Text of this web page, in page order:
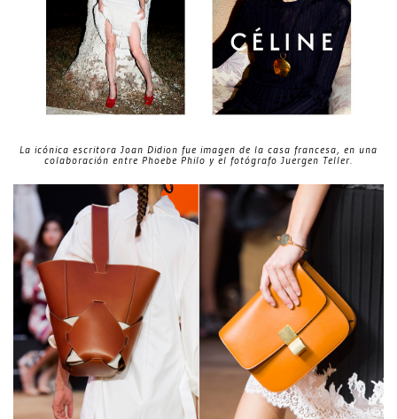
La icónica escritora Joan Didion fue imagen de la casa francesa, en una
colaboración entre Phoebe Philo y el fotógrafo Juergen Teller.